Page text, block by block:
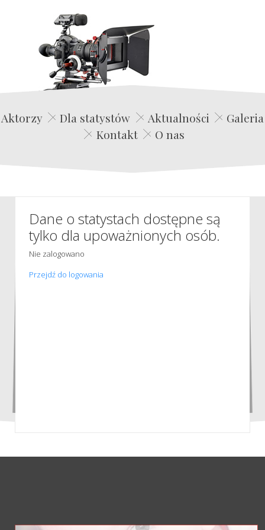
Edwin Film Agencja Aktorska
Aktorzy Dla statystów Aktualności
Galeria
Kontakt
O nas
Dane o statystach dostępne są
tylko dla upoważnionych osób.
Nie zalogowano
Przejdź do logowania